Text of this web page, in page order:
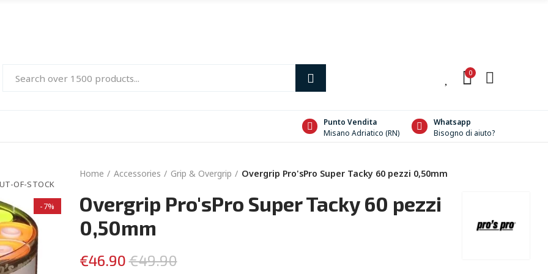
0
Punto Vendita
Misano Adriatico (RN)
Whatsapp
Bisogno di aiuto?
OF-STOCK
-7%
Home Accessories Grip & Overgrip Overgrip Pro'sPro Super Tacky 60 pezzi 0,50mm
Overgrip Pro'sPro Super Tacky 60 pezzi
0,50mm
€46.90€49.90